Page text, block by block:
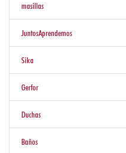
Eventos
Nosotros
Contáctenos
masillas
JuntosAprendemos
Sika
Gerfor
Duchas
Baños